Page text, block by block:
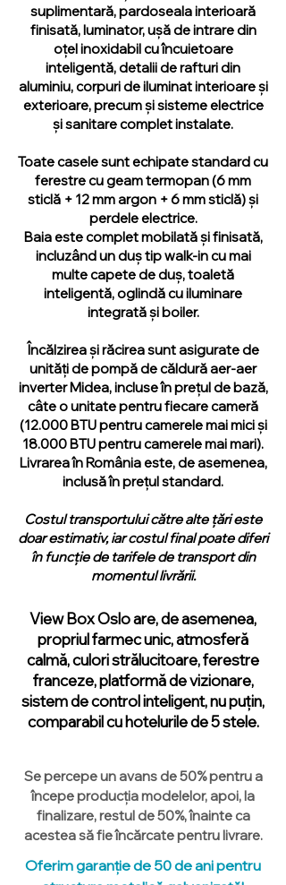
suplimentară, pardoseala interioară
finisată, luminator, ușă de intrare din
oțel inoxidabil cu încuietoare
inteligentă, detalii de rafturi din
aluminiu, corpuri de iluminat interioare și
exterioare, precum și sisteme electrice
și sanitare complet instalate.
Toate casele sunt echipate standard cu
ferestre cu geam termopan (6 mm
sticlă + 12 mm argon + 6 mm sticlă) și
perdele electrice.
Baia este complet mobilată și finisată,
incluzând un duș tip walk-in cu mai
multe capete de duș, toaletă
inteligentă, oglindă cu iluminare
integrată și boiler.
Încălzirea și răcirea sunt asigurate de
unități de pompă de căldură aer-aer
inverter Midea, incluse în prețul de bază,
câte o unitate pentru fiecare cameră
(12.000 BTU pentru camerele mai mici și
18.000 BTU pentru camerele mai mari).
Livrarea în România este, de asemenea,
inclusă în prețul standard.
Costul transportului către alte țări este
doar estimativ, iar costul final poate diferi
în funcție de tarifele de transport din
momentul livrării.
View Box Oslo are, de asemenea,
propriul farmec unic, atmosferă
calmă, culori strălucitoare, ferestre
franceze, platformă de vizionare,
sistem de control inteligent, nu puțin,
comparabil cu hotelurile de 5 stele.
Se percepe un avans de 50% pentru a
începe producția modelelor, apoi, la
finalizare, restul de 50%, înainte ca
acestea să fie încărcate pentru livrare.
Oferim garanție de 50 de ani pentru